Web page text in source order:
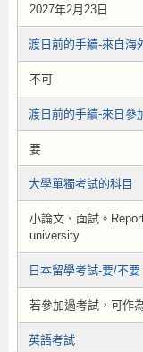
2027年2月23日
渡日前的手續-來自海
不可
渡日前的手續-來日參
要
大學單獨考試的科目
小論文、面試。
university
日本留學考試-要/不要
若參加過考試，可作
英語考試